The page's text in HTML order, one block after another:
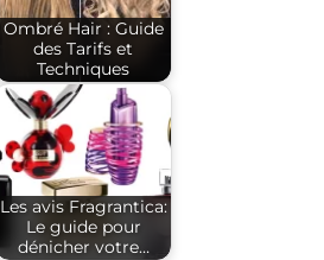
Ombré Hair : Guide
des Tarifs et
Techniques
Les avis Fragrantica:
Le guide pour
dénicher votre…